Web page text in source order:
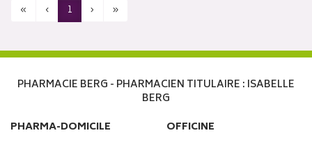
« ‹ 1 › »
PHARMACIE BERG - PHARMACIEN TITULAIRE : ISABELLE
BERG
PHARMA-DOMICILE
OFFICINE